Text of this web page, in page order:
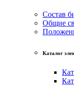
Состав
Общие
Каталог